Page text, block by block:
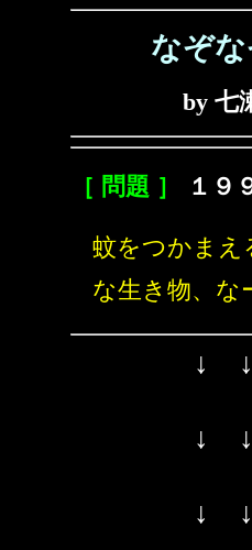
なぞ
by 七
［ 問題 ］ １９
蚊をつかまえ
な生き物、な
↓
↓
↓